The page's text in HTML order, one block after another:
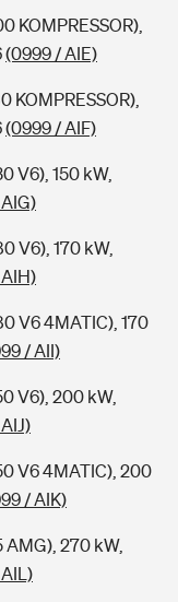
KOMPRESSOR),
(0999 / AIE)
KOMPRESSOR),
(0999 / AIF)
V6), 150 kW,
V6), 170 kW,
V6 4MATIC), 170
/ AII)
V6), 200 kW,
V6 4MATIC), 200
/ AIK)
270 kW,